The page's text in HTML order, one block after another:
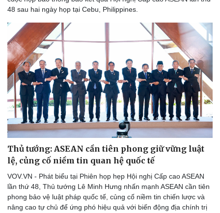
48 sau hai ngày họp tại Cebu, Philippines.
Thủ tướng: ASEAN cần tiên phong giữ vững luật
lệ, củng cố niềm tin quan hệ quốc tế
VOV.VN - Phát biểu tại Phiên họp hẹp Hội nghị Cấp cao ASEAN
lần thứ 48, Thủ tướng Lê Minh Hưng nhấn mạnh ASEAN cần tiên
phong bảo vệ luật pháp quốc tế, củng cố niềm tin chiến lược và
nâng cao tự chủ để ứng phó hiệu quả với biến động địa chính trị